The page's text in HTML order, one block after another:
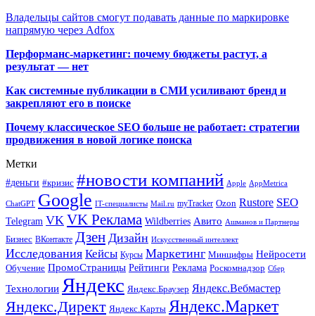
Владельцы сайтов смогут подавать данные по маркировке
напрямую через Adfox
Перформанс-маркетинг: почему бюджеты растут, а
результат — нет
Как системные публикации в СМИ усиливают бренд и
закрепляют его в поиске
Почему классическое SEO больше не работает: стратегии
продвижения в новой логике поиска
Метки
#деньги #кризис #новости компаний Apple AppMetrica
ChatGPT Google IT-специалисты Mail.ru myTracker Ozon Rustore SEO
Telegram VK VK Реклама Wildberries Авито Ашманов и Партнеры
Бизнес ВКонтакте Дзен Дизайн Искусственный интеллект
Исследования Кейсы Курсы Маркетинг Минцифры Нейросети
Обучение ПромоСтраницы Рейтинги Реклама Роскомнадзор Сбер
Технологии Яндекс Яндекс.Браузер Яндекс.Вебмастер
Яндекс.Директ Яндекс.Карты Яндекс.Маркет